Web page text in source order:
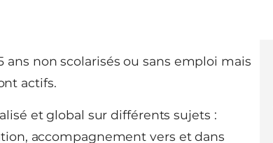
ans non scolarisés ou sans emploi mais
actifs.
et global sur différents sujets :
accompagnement vers et dans